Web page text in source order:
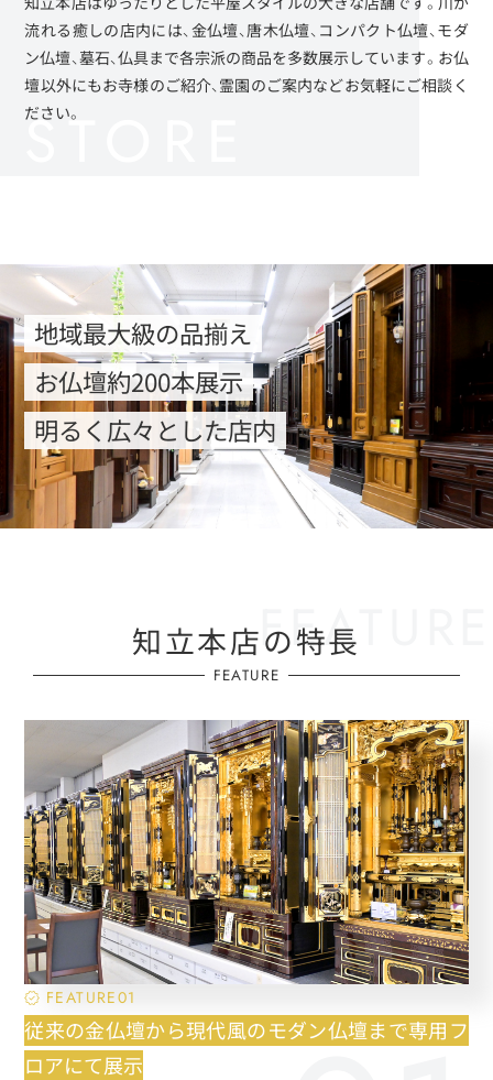
流れる癒しの店内には、金仏壇、唐木仏壇、コンパクト仏壇、モダ
ン仏壇、墓石、仏具まで各宗派の商品を多数展示しています。お仏
壇以外にもお寺様のご紹介、霊園のご案内などお気軽にご相談く
ださい。
地域最大級の品揃え
お仏壇約200本展示
明るく広々とした店内
知立本店の特長
FEATURE
FEATURE01
従来の金仏壇から現代風のモダン仏壇まで専用フ
ロアにて展示